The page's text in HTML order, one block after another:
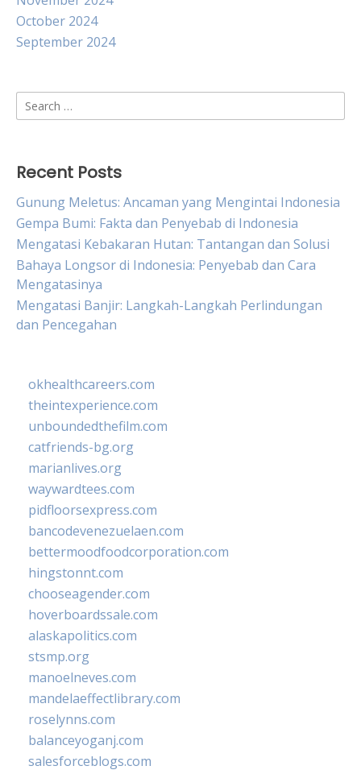
October 2024
September 2024
Search
for:
Recent Posts
Gunung Meletus: Ancaman yang Mengintai Indonesia
Gempa Bumi: Fakta dan Penyebab di Indonesia
Mengatasi Kebakaran Hutan: Tantangan dan Solusi
Bahaya Longsor di Indonesia: Penyebab dan Cara
Mengatasinya
Mengatasi Banjir: Langkah-Langkah Perlindungan
dan Pencegahan
okhealthcareers.com
theintexperience.com
unboundedthefilm.com
catfriends-bg.org
marianlives.org
waywardtees.com
pidfloorsexpress.com
bancodevenezuelaen.com
bettermoodfoodcorporation.com
hingstonnt.com
chooseagender.com
hoverboardssale.com
alaskapolitics.com
stsmp.org
manoelneves.com
mandelaeffectlibrary.com
roselynns.com
balanceyoganj.com
salesforceblogs.com